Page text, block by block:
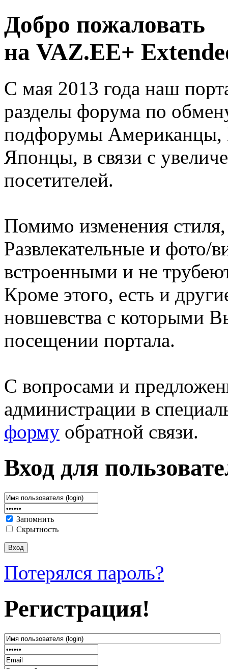
Добро пожаловать
на VAZ.EE+
С мая 2013 года наш
разделы форума по
подфорумы
Японцы, в связи с
посетителей.
Помимо изменения
Развлекательные и фото/
встроенными и не
Кроме этого, есть и
новшевства с которыми
посещении портала.
С вопросами и
администрации в
форму обратной связи.
Вход для
Запомнить
Скрытность
Потерялся пароль?
Регистрация!